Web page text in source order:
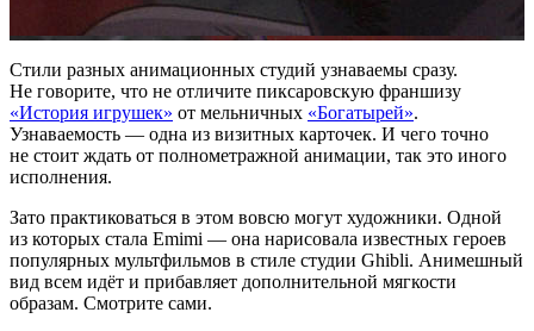
Стили разных анимационных студий узнаваемы сразу.
Не говорите, что не отличите пиксаровскую франшизу
«История игрушек» от мельничных «Богатырей».
Узнаваемость — одна из визитных карточек. И чего точно
не стоит ждать от полнометражной анимации, так это иного
исполнения.
Зато практиковаться в этом вовсю могут художники. Одной
из которых стала Emimi — она нарисовала известных героев
популярных мультфильмов в стиле студии Ghibli. Анимешный
вид всем идёт и прибавляет дополнительной мягкости
образам. Смотрите сами.